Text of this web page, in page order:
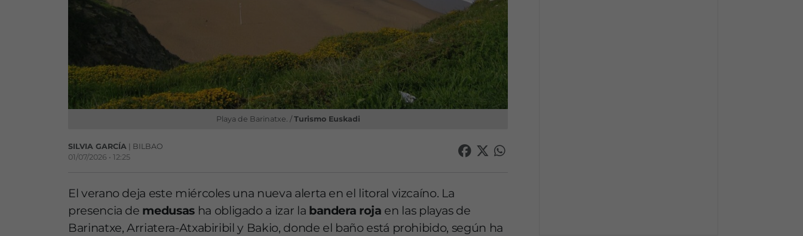
Playa de Barinatxe. / Turismo Euskadi
SILVIA GARCÍA | BILBAO
01/07/2026 • 12:25
El verano deja este miércoles una nueva alerta en el litoral vizcaíno. La
presencia de medusasha obligado a izar la bandera roja en las playas de
Barinatxe, Arriatera-Atxabiribil y Bakio, donde el baño está prohibido, según ha